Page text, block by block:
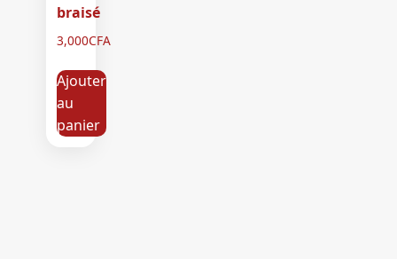
braisé
3,000CFA
Ajouter
au
panier